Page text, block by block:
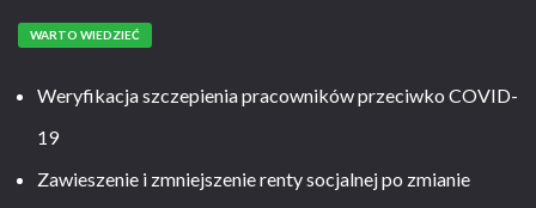
WARTO WIEDZIEĆ
Weryfikacja szczepienia pracowników przeciwko COVID-
19
Zawieszenie i zmniejszenie renty socjalnej po zmianie